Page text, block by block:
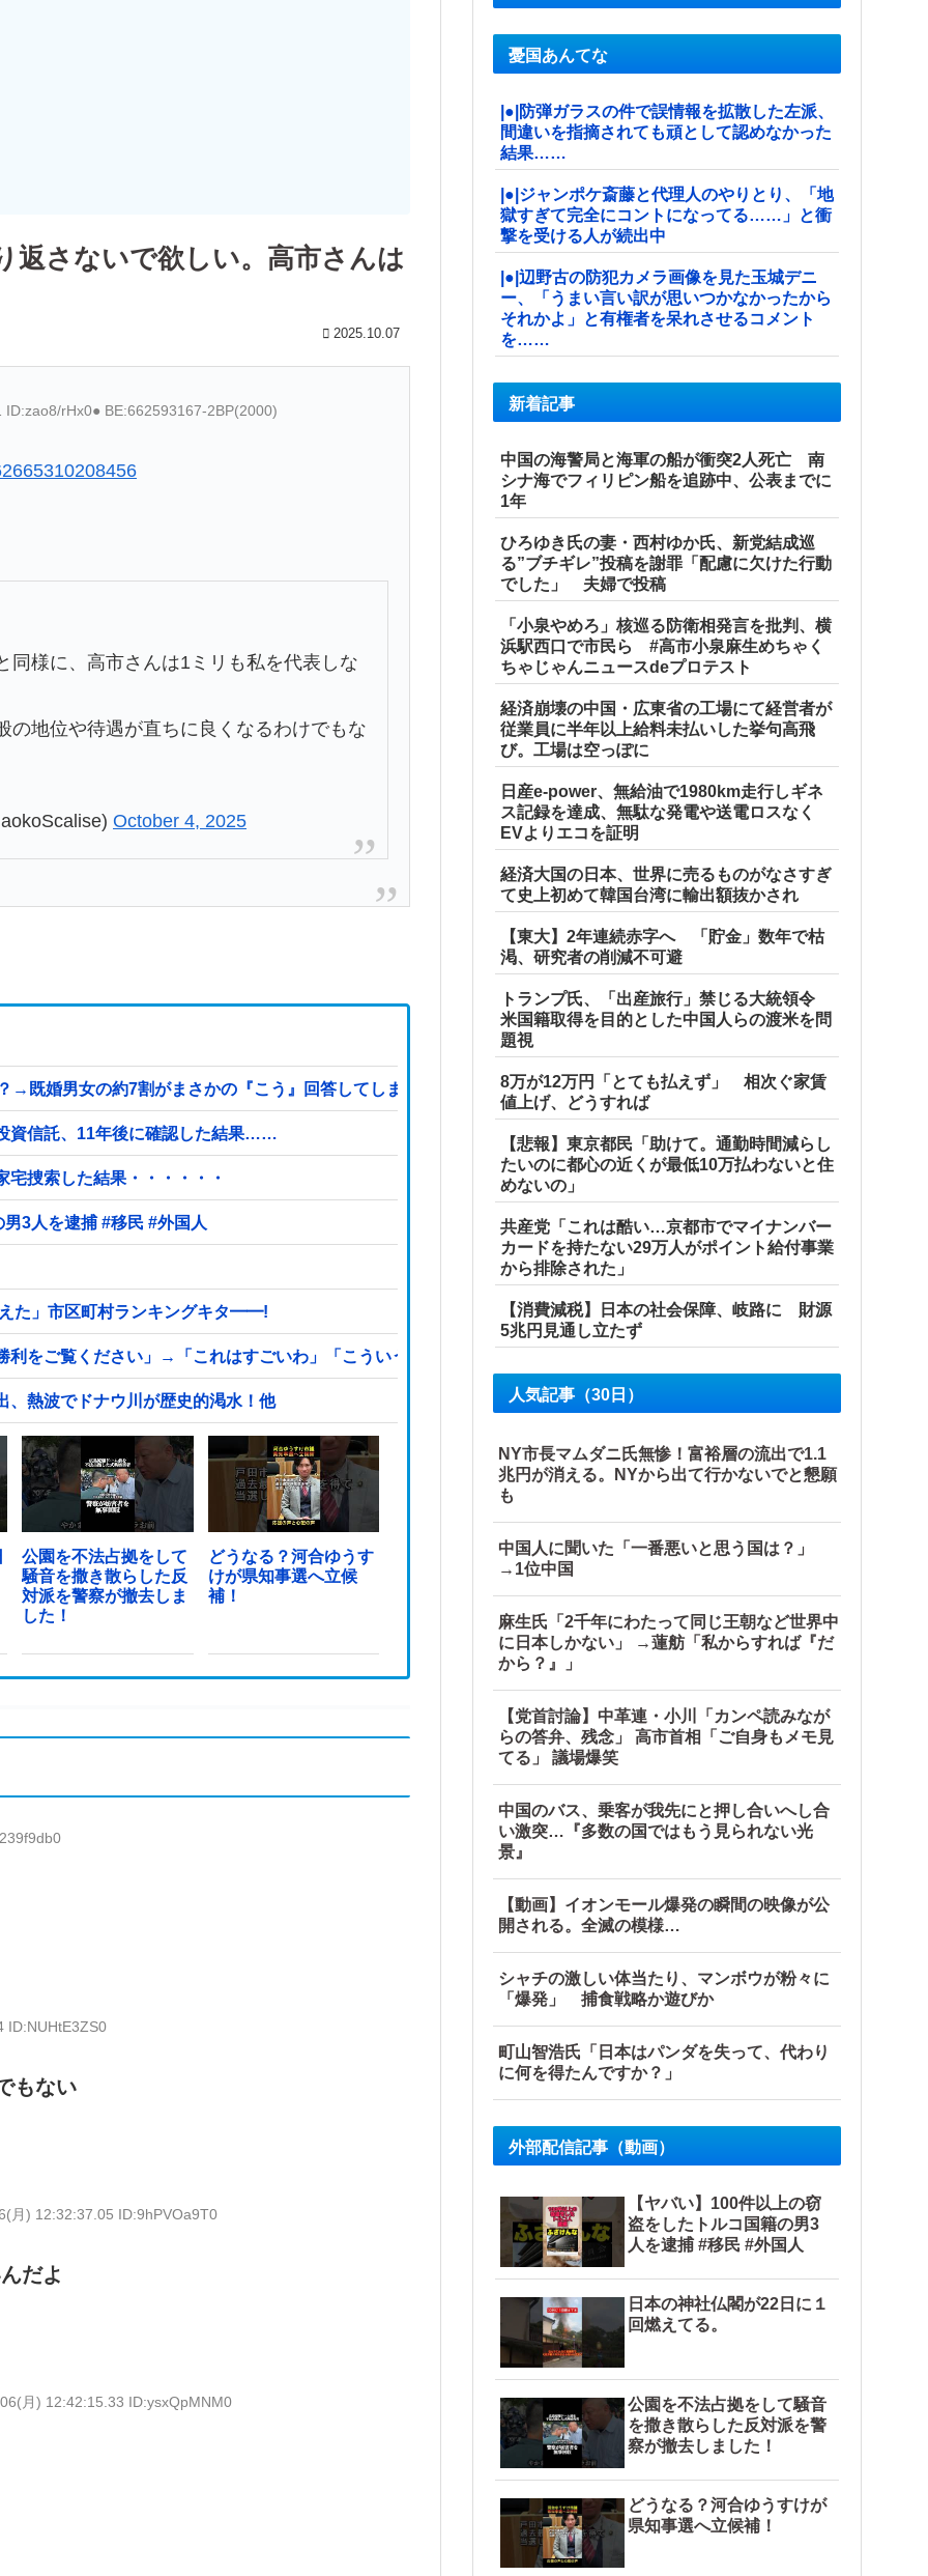
返さないで欲しい。高市さんは
2025.10.07
rHx0● BE:662593167-2BP(2000)
同様に、高市さんは1ミリも私を代表しな
の地位や待遇が直ちに良くなるわけでもな
October 4, 2025
→既婚男女の約7割がまさかの『こう』回答してしまうw w w w w w w w
資信託、11年後に確認した結果……
捜索した結果・・・・・・
【ヤバい】100件以上の窃盗をしたトルコ国籍の男3人を逮捕 #移民 #外国人
た」市区町村ランキングキタ━━!
をご覧ください」→「これはすごいわ」「こういうのを見ると日本人は何か適当に作る感じがしない・...
、熱波でドナウ川が歴史的渇水！他
公園を不法占拠をして
騒音を撒き散らした反
対派を警察が撤去しま
した！
どうなる？河合ゆうす
けが県知事選へ立候
補！
ID:NUHtE3ZS0
もない
月) 12:32:37.05 ID:9hPVOa9T0
だよ
月) 12:42:15.33 ID:ysxQpMNM0
憂国あんてな
|●|防弾ガラスの件で誤情報を拡散した左派、
間違いを指摘されても頑として認めなかった
結果……
|●|ジャンポケ斎藤と代理人のやりとり、「地
獄すぎて完全にコントになってる……」と衝
撃を受ける人が続出中
|●|辺野古の防犯カメラ画像を見た玉城デニ
ー、「うまい言い訳が思いつかなかったから
それかよ」と有権者を呆れさせるコメント
を……
新着記事
中国の海警局と海軍の船が衝突2人死亡 南
シナ海でフィリピン船を追跡中、公表までに
1年
ひろゆき氏の妻・西村ゆか氏、新党結成巡
る”ブチギレ”投稿を謝罪「配慮に欠けた行動
でした」 夫婦で投稿
「小泉やめろ」核巡る防衛相発言を批判、横
浜駅西口で市民ら #高市小泉麻生めちゃく
ちゃじゃんニュースdeプロテスト
経済崩壊の中国・広東省の工場にて経営者が
従業員に半年以上給料未払いした挙句高飛
び。工場は空っぽに
日産e-power、無給油で1980km走行しギネ
ス記録を達成、無駄な発電や送電ロスなく
EVよりエコを証明
経済大国の日本、世界に売るものがなさすぎ
て史上初めて韓国台湾に輸出額抜かされ
【東大】2年連続赤字へ 「貯金」数年で枯
渇、研究者の削減不可避
トランプ氏、「出産旅行」禁じる大統領令
米国籍取得を目的とした中国人らの渡米を問
題視
8万が12万円「とても払えず」 相次ぐ家賃
値上げ、どうすれば
【悲報】東京都民「助けて。通勤時間減らし
たいのに都心の近くが最低10万払わないと住
めないの」
共産党「これは酷い…京都市でマイナンバー
カードを持たない29万人がポイント給付事業
から排除された」
【消費減税】日本の社会保障、岐路に 財源
5兆円見通し立たず
人気記事（30日）
NY市長マムダニ氏無惨！富裕層の流出で1.1
兆円が消える。NYから出て行かないでと懇願
も
中国人に聞いた「一番悪いと思う国は？」
→1位中国
麻生氏「2千年にわたって同じ王朝など世界中
に日本しかない」 →蓮舫「私からすれば『だ
から？』」
【党首討論】中革連・小川「カンペ読みなが
らの答弁、残念」 高市首相「ご自身もメモ見
てる」 議場爆笑
中国のバス、乗客が我先にと押し合いへし合
い激突…『多数の国ではもう見られない光
景』
【動画】イオンモール爆発の瞬間の映像が公
開される。全滅の模様…
シャチの激しい体当たり、マンボウが粉々に
「爆発」 捕食戦略か遊びか
町山智浩氏「日本はパンダを失って、代わり
に何を得たんですか？」
外部配信記事（動画）
【ヤバい】100件以上の窃
盗をしたトルコ国籍の男3
人を逮捕 #移民 #外国人
日本の神社仏閣が22日に１
回燃えてる。
公園を不法占拠をして騒音
を撒き散らした反対派を警
察が撤去しました！
どうなる？河合ゆうすけが
県知事選へ立候補！